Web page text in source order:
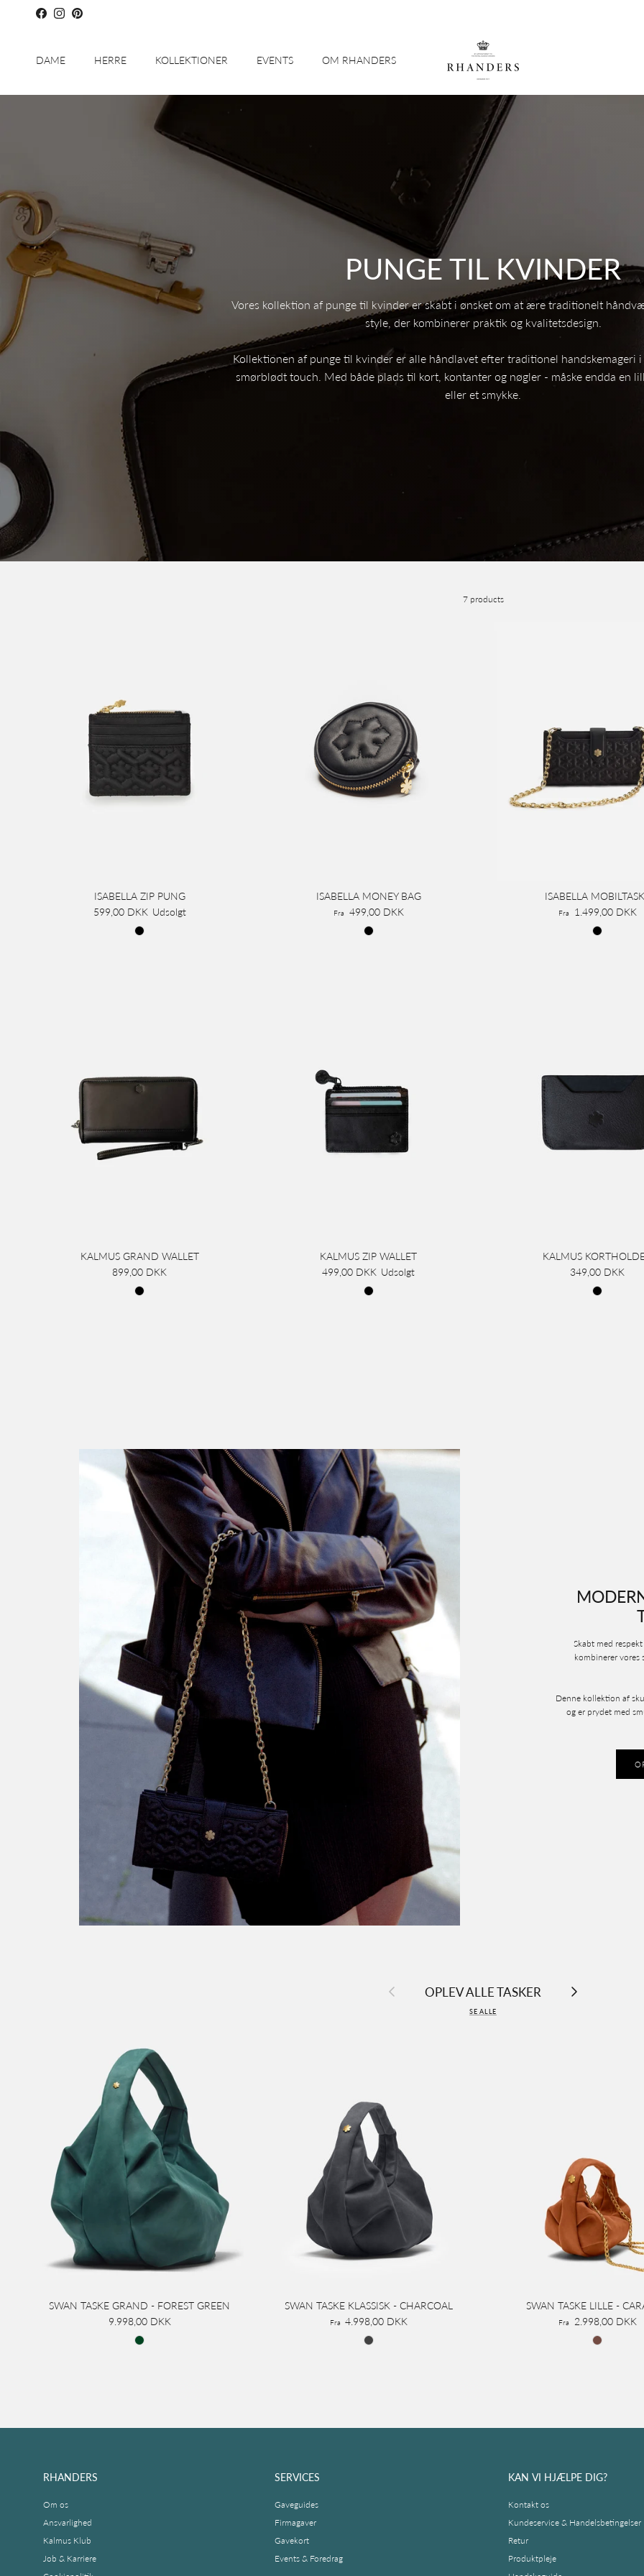
Skip to content
FacebookInstagramPinterest
DAME HERRE KOLLEKTIONER EVENTS OM RHANDERS
PUNGE TIL KVINDER
Vores kollektion af punge til kvinder er skabt i ønsket om at ære traditionelt
style, der kombinerer praktik og kvalitetsdesign.
Kollektionen af punge til kvinder er alle håndlavet efter traditionel handskemageri
smørblødt touch. Med både plads til kort, kontanter og nøgler - måske endda en
eller et smykke.
7 products
ISABELLA ZIP PUNG
599,00 DKK Udsolgt
ISABELLA MONEY BAG
Fra 499,00 DKK
ISABELLA
Fra 1.499,00 DKK
KALMUS GRAND WALLET
899,00 DKK
KALMUS ZIP WALLET
499,00 DKK Udsolgt
KALMUS
349,00 DKK
Skabt med
kombinerer vores
Denne kollektion af
og er prydet med
Tilbage OPLEV ALLE TASKER Næste
SE ALLE
SWAN TASKE GRAND - FOREST GREEN
9.998,00 DKK
SWAN TASKE KLASSISK - CHARCOAL
Fra 4.998,00 DKK
SWAN TASKE LILLE -
Fra 2.998,00 DKK
RHANDERS
Om os
Ansvarlighed
Kalmus Klub
Job & Karriere
SERVICES
Gaveguides
Firmagaver
Gavekort
Events & Foredrag
KAN VI HJÆLPE DIG?
Kontakt os
Kundeservice & Handelsbetingelser
Retur
Produktpleje